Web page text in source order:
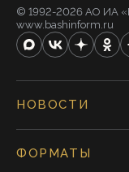
© 1992-2026 АО ИА
www.bashinform.ru
НОВОСТИ
ФОРМАТЫ